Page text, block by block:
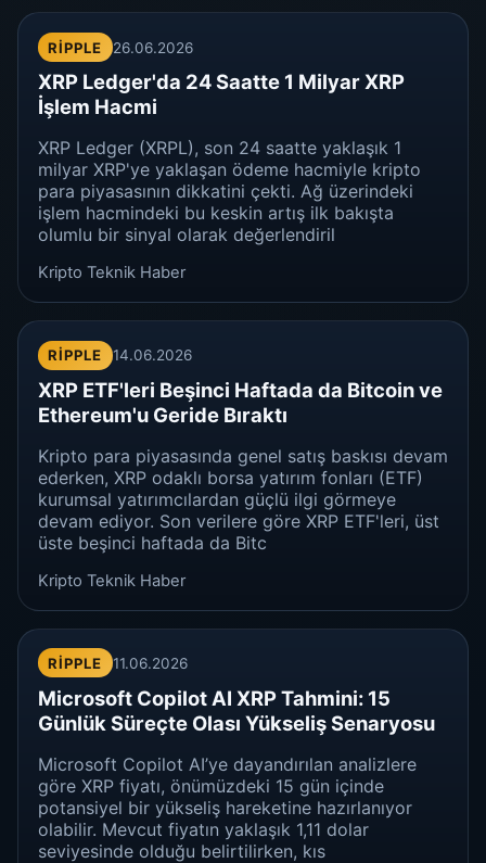
RIPPLE 26.06.2026
XRP Ledger'da 24 Saatte 1 Milyar XRP
İşlem Hacmi
XRP Ledger (XRPL), son 24 saatte yaklaşık 1
milyar XRP'ye yaklaşan ödeme hacmiyle kripto
para piyasasının dikkatini çekti. Ağ üzerindeki
işlem hacmindeki bu keskin artış ilk bakışta
olumlu bir sinyal olarak değerlendiril
Kripto Teknik Haber
RIPPLE 14.06.2026
XRP ETF'leri Beşinci Haftada da Bitcoin ve
Ethereum'u Geride Bıraktı
Kripto para piyasasında genel satış baskısı devam
ederken, XRP odaklı borsa yatırım fonları (ETF)
kurumsal yatırımcılardan güçlü ilgi görmeye
devam ediyor. Son verilere göre XRP ETF'leri, üst
üste beşinci haftada da Bitc
Kripto Teknik Haber
RIPPLE 11.06.2026
Microsoft Copilot AI XRP Tahmini: 15
Günlük Süreçte Olası Yükseliş Senaryosu
Microsoft Copilot AI’ye dayandırılan analizlere
göre XRP fiyatı, önümüzdeki 15 gün içinde
potansiyel bir yükseliş hareketine hazırlanıyor
olabilir. Mevcut fiyatın yaklaşık 1,11 dolar
seviyesinde olduğu belirtilirken, kıs